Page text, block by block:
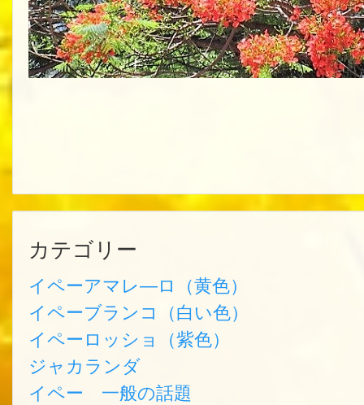
カテゴリー
イペーアマレ―ロ（黄色）
イペーブランコ（白い色）
イペーロッショ（紫色）
ジャカランダ
イペー 一般の話題